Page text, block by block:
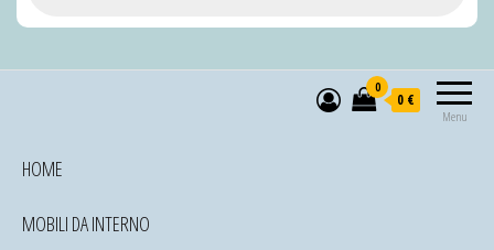
Menu
0
0 €
HOME
MOBILI DA INTERNO